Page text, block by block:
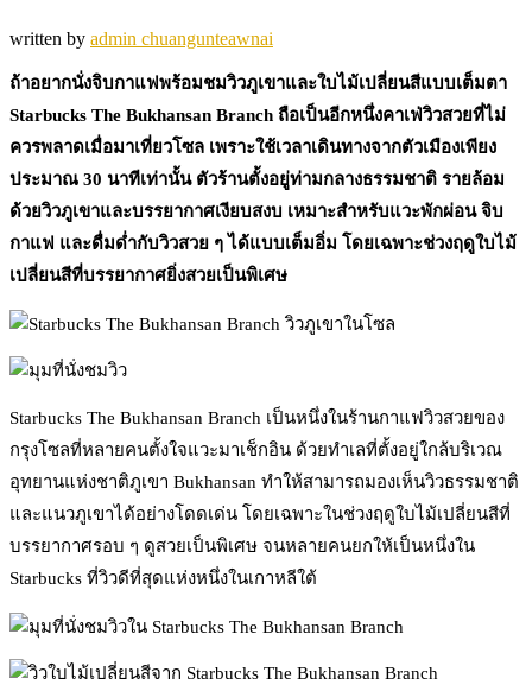
written by admin chuangunteawnai
ถ้าอยากนั่งจิบกาแฟพร้อมชมวิวภูเขาและใบไม้เปลี่ยนสีแบบเต็มตา
Starbucks The Bukhansan Branch ถือเป็นอีกหนึ่งคาเฟ่วิวสวยที่ไม่
ควรพลาดเมื่อมาเที่ยวโซล เพราะใช้เวลาเดินทางจากตัวเมืองเพียง
ประมาณ 30 นาทีเท่านั้น ตัวร้านตั้งอยู่ท่ามกลางธรรมชาติ รายล้อม
ด้วยวิวภูเขาและบรรยากาศเงียบสงบ เหมาะสำหรับแวะพักผ่อน จิบ
กาแฟ และดื่มด่ำกับวิวสวย ๆ ได้แบบเต็มอิ่ม โดยเฉพาะช่วงฤดูใบไม้
เปลี่ยนสีที่บรรยากาศยิ่งสวยเป็นพิเศษ
Starbucks The Bukhansan Branch เป็นหนึ่งในร้านกาแฟวิวสวยของ
กรุงโซลที่หลายคนตั้งใจแวะมาเช็กอิน ด้วยทำเลที่ตั้งอยู่ใกล้บริเวณ
อุทยานแห่งชาติภูเขา Bukhansan ทำให้สามารถมองเห็นวิวธรรมชาติ
และแนวภูเขาได้อย่างโดดเด่น โดยเฉพาะในช่วงฤดูใบไม้เปลี่ยนสีที่
บรรยากาศรอบ ๆ ดูสวยเป็นพิเศษ จนหลายคนยกให้เป็นหนึ่งใน
Starbucks ที่วิวดีที่สุดแห่งหนึ่งในเกาหลีใต้